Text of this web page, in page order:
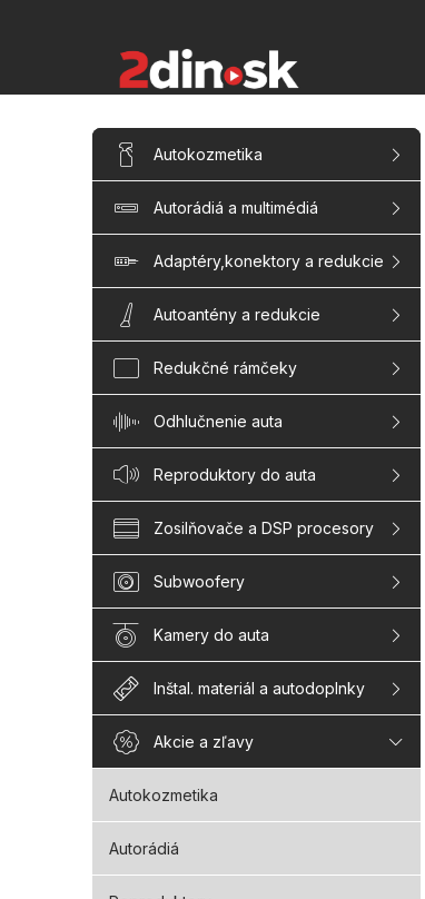
B
č
ý
a
e
Preskočiť
kategórieAutokozmetika
Autorádiá a multimédiá
Adaptéry,konektory a redukcie
Autoantény a redukcie
Redukčné rámčeky
Odhlučnenie auta
Reproduktory do auta
Zosilňovače a DSP procesory
Subwoofery
Kamery do auta
Inštal. materiál a autodoplnky
Akcie a zľavy
Autokozmetika
Autorádiá